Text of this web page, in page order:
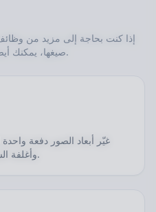
إذا كنت بحاجة إلى مزيد من
صيغها، يمكنك أيضًا استعراض هذه الأدوات ذات الصلة.
غيّر أبعاد الصور دفعة
وأغلفة الشبكات الاجتماعية ونشر المحتوى.